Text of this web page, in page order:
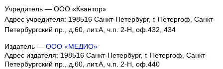
Учредитель — ООО «Квантор»
Адрес учредителя: 198516 Санкт-Петербург, г. Петергоф, Санкт-
Петербургский пр., д.60, лит.А, ч.п. 2-Н, оф.432, 434
Издатель — ООО «МЕДИО»
Адрес издателя: 198516 Санкт-Петербург, г. Петергоф, Санкт-
Петербургский пр., д.60, лит.А, ч.п. 2-Н, оф.440